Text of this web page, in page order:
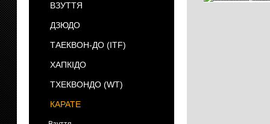
ВЗУТТЯ
ДЗЮДО
ТАЕКВОН-ДО (ІТF)
ХАПКІДО
ТХЕКВОНДО (WT)
КАРАТЕ